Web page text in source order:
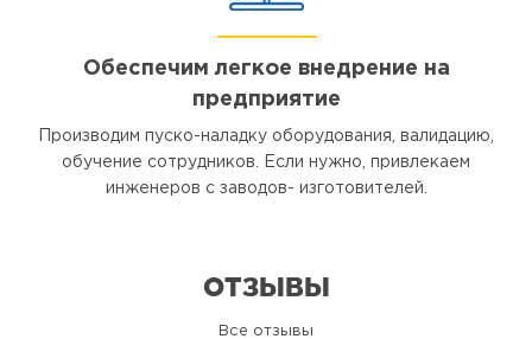
Обеспечим легкое внедрение на
предприятие
Производим пуско-наладку оборудования, валидацию,
обучение сотрудников. Если нужно, привлекаем
инженеров с заводов- изготовителей.
ОТЗЫВЫ
Все отзывы